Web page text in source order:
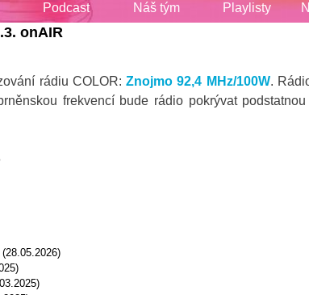
Podcast Náš tým Playlisty
onAIR
rádiu COLOR:Znojmo 92,4 MHz/100W.
frekvencí bude rádio pokrývat
(28.05.2026)